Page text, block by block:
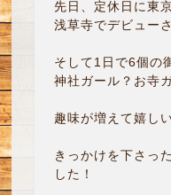
先日、定休日に東
浅草寺でデビュー
そして1日で6個の
神社ガール？お寺
趣味が増えて嬉し
きっかけを下さっ
した！